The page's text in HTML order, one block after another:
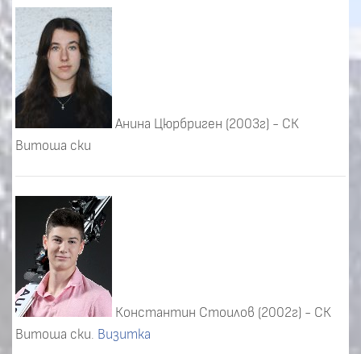
Анина Цюрбриген (2003г) - СК
Витоша ски
Константин Стоилов (2002г) - СК
Витоша ски.
Визитка